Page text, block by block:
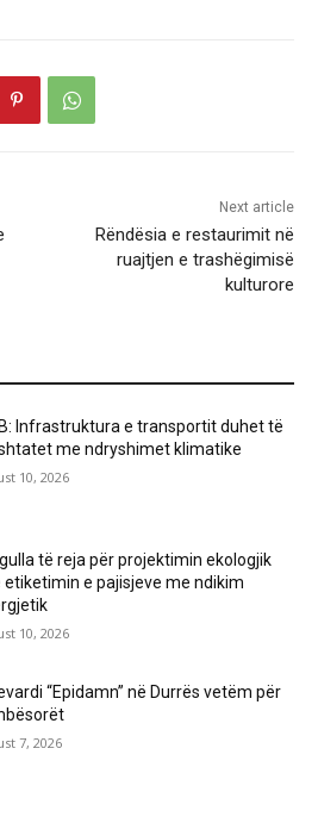
Next article
Rëndësia e restaurimit në
ruajtjen e trashëgimisë
kulturore
Infrastruktura e transportit duhet të
me ndryshimet klimatike
10, 2026
të reja për projektimin ekologjik
etiketimin e pajisjeve me ndikim
10, 2026
“Epidamn” në Durrës vetëm për
7, 2026